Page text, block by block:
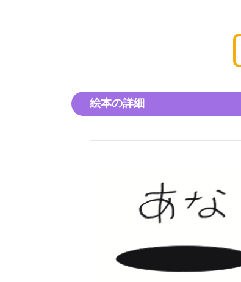
絵本の詳細